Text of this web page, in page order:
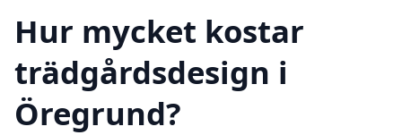
Hur mycket kostar
trädgårdsdesign i
Öregrund?